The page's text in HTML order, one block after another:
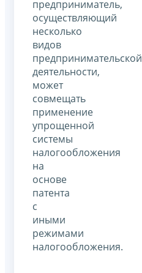
предприниматель,
осуществляющий
несколько
видов
предпринимательской
деятельности,
может
совмещать
применение
упрощенной
системы
налогообложения
на
основе
патента
с
иными
режимами
налогообложения.